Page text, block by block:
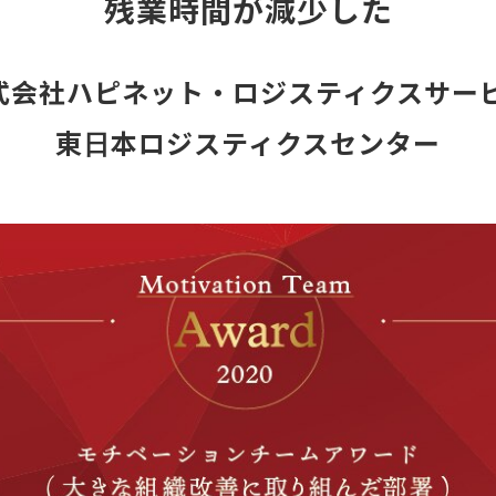
残業時間が減少した
会社ハピネット・ロジスティクスサー
東⽇本ロジスティクスセンター